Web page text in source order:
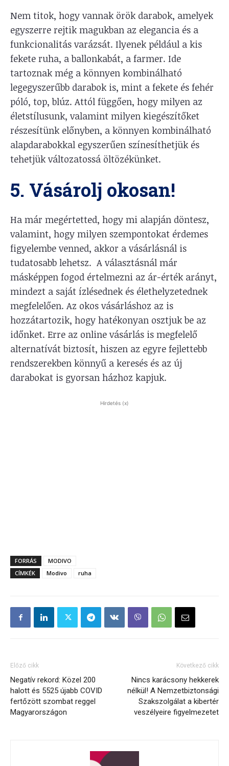
Nem titok, hogy vannak örök darabok, amelyek
egyszerre rejtik magukban az elegancia és a
funkcionalitás varázsát. Ilyenek például a kis
fekete ruha, a ballonkabát, a farmer. Ide
tartoznak még a könnyen kombinálható
legegyszerűbb darabok is, mint a fekete és fehér
póló, top, blúz. Attól függően, hogy milyen az
életstílusunk, valamint milyen kiegészítőket
részesítünk előnyben, a könnyen kombinálható
alapdarabokkal egyszerűen színesíthetjük és
tehetjük változatossá öltözékünket.
5. Vásárolj okosan!
Ha már megértetted, hogy mi alapján döntesz,
valamint, hogy milyen szempontokat érdemes
figyelembe venned, akkor a vásárlásnál is
tudatosabb lehetsz. A választásnál már
másképpen fogod értelmezni az ár-érték arányt,
mindezt a saját ízlésednek és élethelyzetednek
megfelelően. Az okos vásárláshoz az is
hozzátartozik, hogy hatékonyan osztjuk be az
időnket. Erre az online vásárlás is megfelelő
alternatívát biztosít, hiszen az egyre fejlettebb
rendszerekben könnyű a keresés és az új
darabokat is gyorsan házhoz kapjuk.
Hirdetés (x)
FORRÁS
MODIVO
CÍMKÉK
Modivo ruha
Előző cikk
Negatív rekord: Közel 200
halott és 5525 újabb COVID
fertőzött szombat reggel
Magyarországon
Következő cikk
Nincs karácsony hekkerek
nélkül! A Nemzetbiztonsági
Szakszolgálat a kibertér
veszélyeire figyelmezetet